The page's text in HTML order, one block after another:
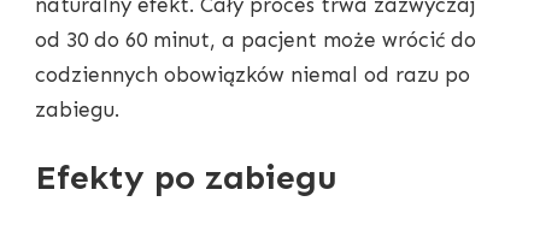
naturalny efekt. Cały proces trwa zazwyczaj
od 30 do 60 minut, a pacjent może wrócić do
codziennych obowiązków niemal od razu po
zabiegu.
Efekty po zabiegu